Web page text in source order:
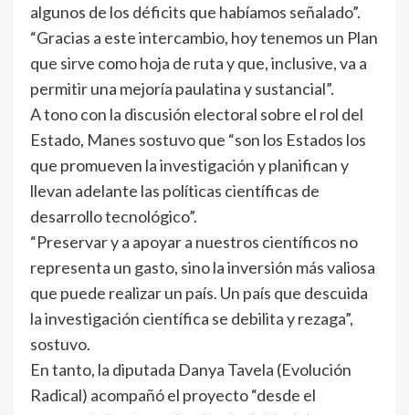
algunos de los déficits que habíamos señalado”.
“Gracias a este intercambio, hoy tenemos un Plan
que sirve como hoja de ruta y que, inclusive, va a
permitir una mejoría paulatina y sustancial”.
A tono con la discusión electoral sobre el rol del
Estado, Manes sostuvo que “son los Estados los
que promueven la investigación y planifican y
llevan adelante las políticas científicas de
desarrollo tecnológico”.
“Preservar y a apoyar a nuestros científicos no
representa un gasto, sino la inversión más valiosa
que puede realizar un país. Un país que descuida
la investigación científica se debilita y rezaga”,
sostuvo.
En tanto, la diputada Danya Tavela (Evolución
Radical) acompañó el proyecto “desde el